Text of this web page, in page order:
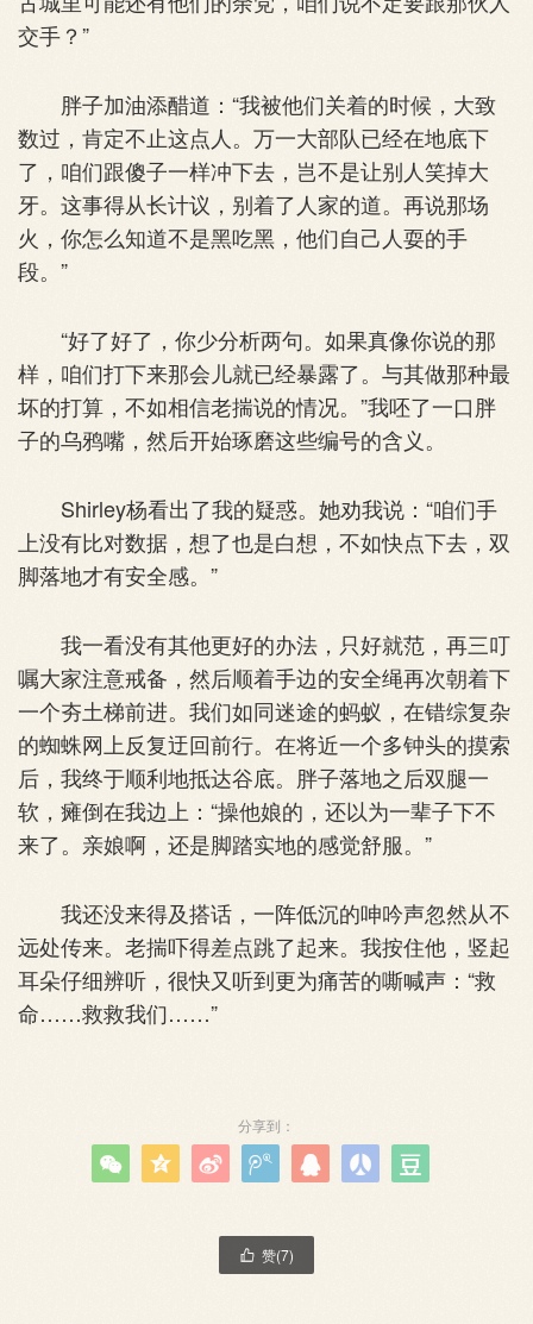
交手？”
胖子加油添醋道：“我被他们关着的时候，大致
数过，肯定不止这点人。万一大部队已经在地底下
了，咱们跟傻子一样冲下去，岂不是让别人笑掉大
牙。这事得从长计议，别着了人家的道。再说那场
火，你怎么知道不是黑吃黑，他们自己人耍的手
段。”
“好了好了，你少分析两句。如果真像你说的那
样，咱们打下来那会儿就已经暴露了。与其做那种最
坏的打算，不如相信老揣说的情况。”我呸了一口胖
子的乌鸦嘴，然后开始琢磨这些编号的含义。
Shirley杨看出了我的疑惑。她劝我说：“咱们手
上没有比对数据，想了也是白想，不如快点下去，双
脚落地才有安全感。”
我一看没有其他更好的办法，只好就范，再三叮
嘱大家注意戒备，然后顺着手边的安全绳再次朝着下
一个夯土梯前进。我们如同迷途的蚂蚁，在错综复杂
的蜘蛛网上反复迂回前行。在将近一个多钟头的摸索
后，我终于顺利地抵达谷底。胖子落地之后双腿一
软，瘫倒在我边上：“操他娘的，还以为一辈子下不
来了。亲娘啊，还是脚踏实地的感觉舒服。”
我还没来得及搭话，一阵低沉的呻吟声忽然从不
远处传来。老揣吓得差点跳了起来。我按住他，竖起
耳朵仔细辨听，很快又听到更为痛苦的嘶喊声：“救
命……救救我们……”
分享到：
      
 赞(7)